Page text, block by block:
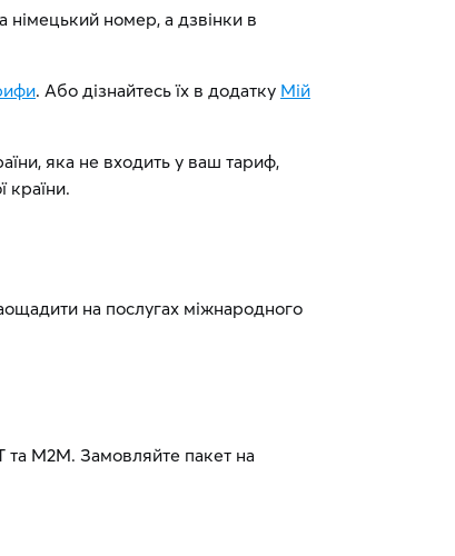
німецький номер, а дзвінки в
. Або дізнайтесь їх в додатку Мій
яка не входить у ваш тариф,
країни.
на послугах міжнародного
та М2М. Замовляйте пакет на